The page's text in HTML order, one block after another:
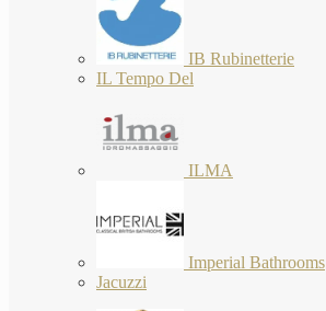
IB Rubinetterie
IL Tempo Del
ILMA
Imperial Bathrooms
Jacuzzi